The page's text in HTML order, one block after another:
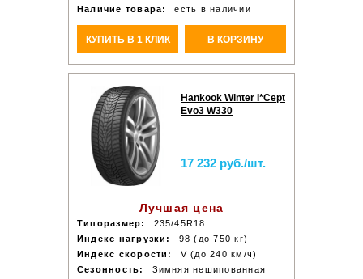
Наличие товара:
есть в наличии
КУПИТЬ В 1 КЛИК В КОРЗИНУ
Hankook Winter I*Cept
Evo3 W330
17 232 руб./шт.
Лучшая цена
Типоразмер:
235/45R18
Индекс нагрузки:
98 (до 750 кг)
Индекс скорости:
V (до 240 км/ч)
Сезонность:
Зимняя нешипованная